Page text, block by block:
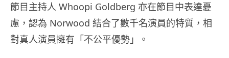
節目主持人 Whoopi Goldberg 亦在節目中表達憂
慮，認為 Norwood 結合了數千名演員的特質，相
對真人演員擁有「不公平優勢」。